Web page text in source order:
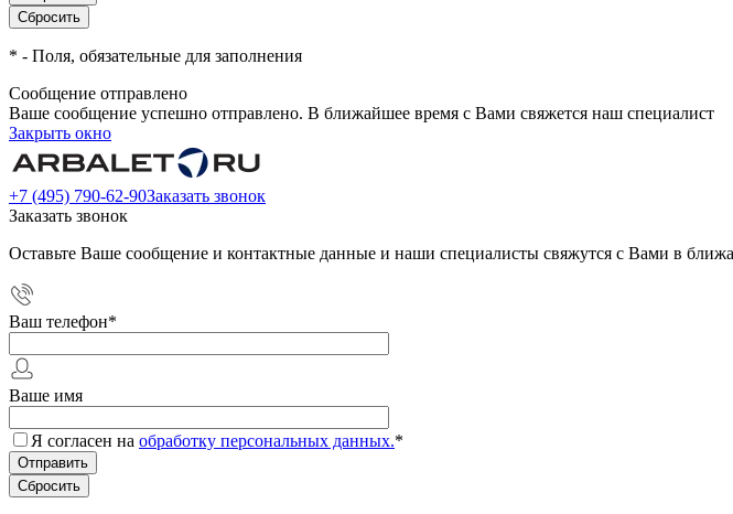
* - Поля, обязательные для заполнения
Сообщение отправлено
Ваше сообщение успешно отправлено. В ближайшее время с Вами свяжется наш специалист
Закрыть окно
+7 (495) 790-62-90Заказать звонок
Заказать звонок
Оставьте Ваше сообщение и контактные данные и наши специалисты свяжутся с Вами в
Ваш телефон*
Ваше имя
Я согласен на обработку персональных данных.*